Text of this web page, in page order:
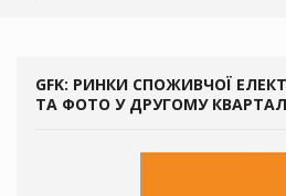
GFK: РИНКИ СПОЖИВЧОЇ
ТА ФОТО У ДРУГОМУ